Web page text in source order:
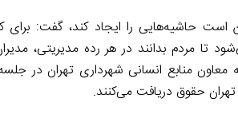
حاشیه‌هایی را ایجاد کند، گفت: برای
تا مردم بدانند در هر رده مدیریتی،
منابع انسانی شهرداری تهران در
حقوق دریافت می‌کنند.